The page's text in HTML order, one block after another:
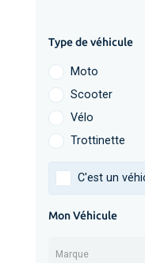
Type de véhicule
Moto
Scooter
Vélo
Trottinette
C'est un
Mon Véhicule
Marque